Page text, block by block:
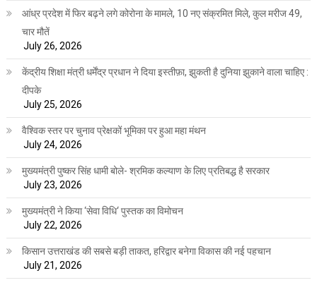
आंध्र प्रदेश में फिर बढ़ने लगे कोरोना के मामले, 10 नए संक्रमित मिले, कुल मरीज 49,
चार मौतें
July 26, 2026
केंद्रीय शिक्षा मंत्री धर्मेंद्र प्रधान ने दिया इस्तीफ़ा, झुकती है दुनिया झुकाने वाला चाहिए :
दीपके
July 25, 2026
वैश्विक स्तर पर चुनाव प्रेक्षकों भूमिका पर हुआ महा मंथन
July 24, 2026
मुख्यमंत्री पुष्कर सिंह धामी बोले- श्रमिक कल्याण के लिए प्रतिबद्ध है सरकार
July 23, 2026
मुख्यमंत्री ने किया ‘सेवा विधि‘ पुस्तक का विमोचन
July 22, 2026
किसान उत्तराखंड की सबसे बड़ी ताकत, हरिद्वार बनेगा विकास की नई पहचान
July 21, 2026